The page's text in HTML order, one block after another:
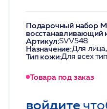
Подарочный набор
восстанавливающий
Артикул:SVV548
Назначение:Для
Тип кожи:Для всех
Товара под заказ
войдите